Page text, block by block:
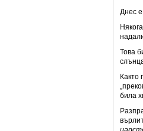
Днес е
Това
Както
била